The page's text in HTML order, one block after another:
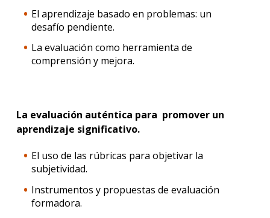
El aprendizaje basado en problemas: un
desafío pendiente.
La evaluación como herramienta de
comprensión y mejora.
La evaluación auténtica para promover un
aprendizaje significativo.
El uso de las rúbricas para objetivar la
subjetividad.
Instrumentos y propuestas de evaluación
formadora.